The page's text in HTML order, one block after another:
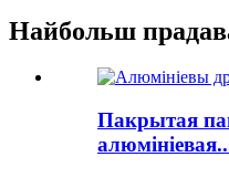
Найбольш
Пакрытая